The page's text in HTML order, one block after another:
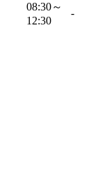
08:30～
12:30
-